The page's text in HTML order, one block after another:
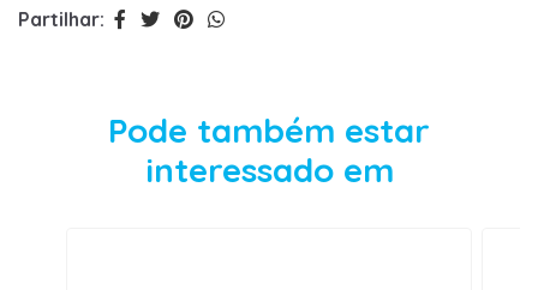
Partilhar:
Pode também estar
interessado em